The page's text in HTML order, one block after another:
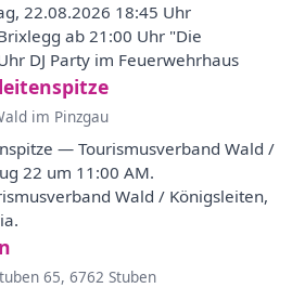
22.08.2026 18:45 Uhr
ab 21:00 Uhr "Die
DJ Party im Feuerwehrhaus
im Pinzgau
— Tourismusverband Wald /
22 um 11:00 AM.
Wald / Königsleiten,
65, 6762 Stuben